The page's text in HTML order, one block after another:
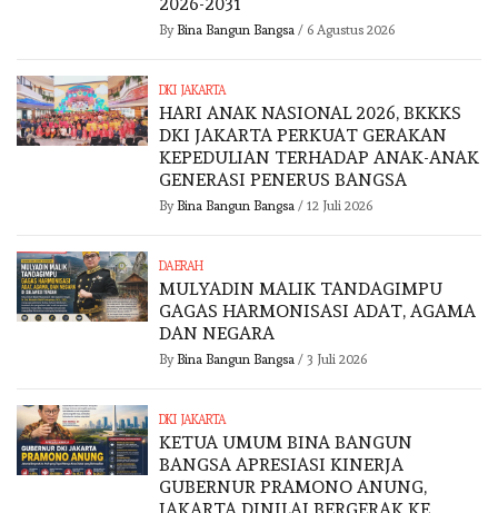
2026-2031
By Bina Bangun Bangsa/ 6 Agustus 2026
DKI JAKARTA
HARI ANAK NASIONAL 2026, BKKKS
DKI JAKARTA PERKUAT GERAKAN
KEPEDULIAN TERHADAP ANAK-ANAK
GENERASI PENERUS BANGSA
By Bina Bangun Bangsa/ 12 Juli 2026
DAERAH
MULYADIN MALIK TANDAGIMPU
GAGAS HARMONISASI ADAT, AGAMA
DAN NEGARA
By Bina Bangun Bangsa/ 3 Juli 2026
DKI JAKARTA
KETUA UMUM BINA BANGUN
BANGSA APRESIASI KINERJA
GUBERNUR PRAMONO ANUNG,